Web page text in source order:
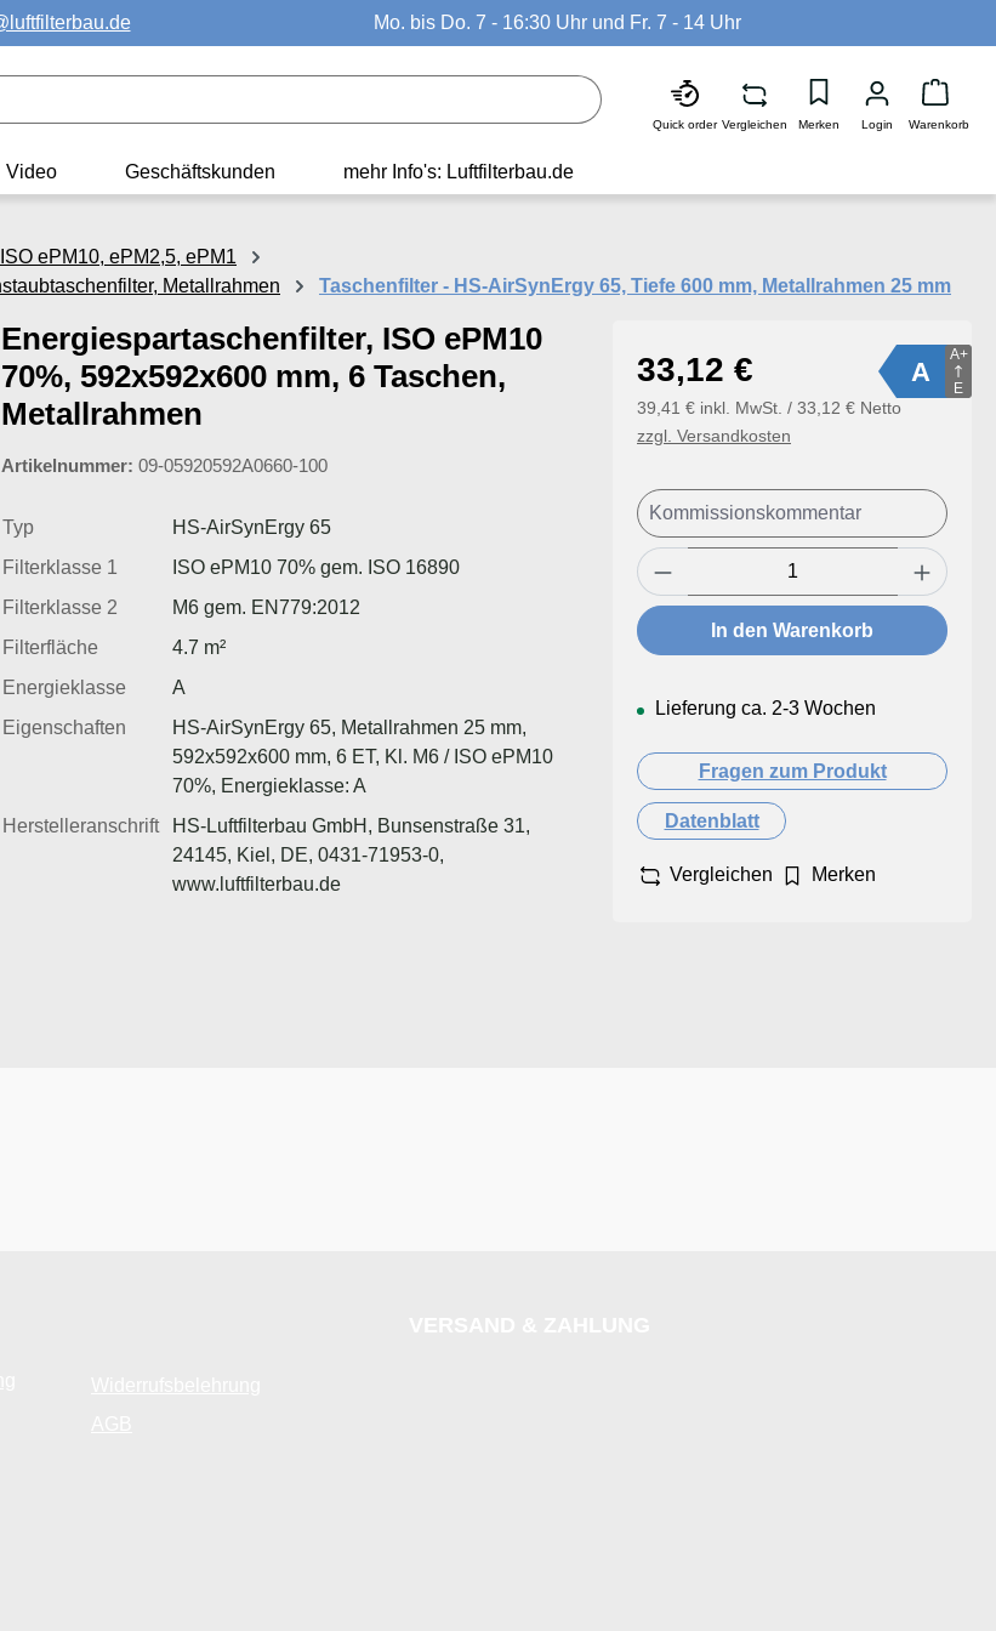
Mo. bis Do. 7 - 16:30 Uhr und Fr. 7 - 14 Uhr
Quick order Vergleichen Merken Login Warenkorb
Video Geschäftskunden mehr Info's: Luftfilterbau.de
ePM10, ePM2,5, ePM1
Metallrahmen
Taschenfilter - HS-AirSynErgy 65, Tiefe 600 mm, Metallrahmen 25 mm
Energiespartaschenfilter, ISO ePM10
70%, 592x592x600 mm, 6 Taschen,
Metallrahmen
Artikelnummer: 09-05920592A0660-100
Typ
HS-AirSynErgy 65
Filterklasse 1
ISO ePM10 70% gem. ISO 16890
Filterklasse 2
M6 gem. EN779:2012
Filterfläche
4.7 m²
Energieklasse
A
Eigenschaften
HS-AirSynErgy 65, Metallrahmen 25 mm,
592x592x600 mm, 6 ET, Kl. M6 / ISO ePM10
70%, Energieklasse: A
Herstelleranschrift
HS-Luftfilterbau GmbH, Bunsenstraße 31,
24145, Kiel, DE, 0431-71953-0,
www.luftfilterbau.de
Regulärer Preis:
33,12 €
39,41 € inkl. MwSt. / 33,12 € Netto
zzgl. Versandkosten
Produkt Anzahl: Gib den
In den Warenkorb
Lieferung ca. 2-3 Wochen
A
A+
E
Fragen zum Produkt
Datenblatt
Vergleichen Merken